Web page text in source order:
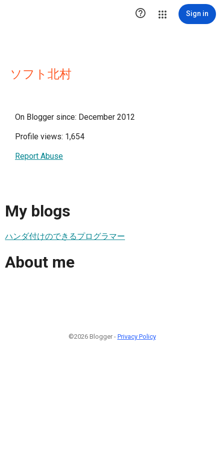
 Sign in
ソフト北村
On Blogger since: December 2012
Profile views: 1,654
Report Abuse
My blogs
ハンダ付けのできるプログラマー
About me
©2026 Blogger - Privacy Policy